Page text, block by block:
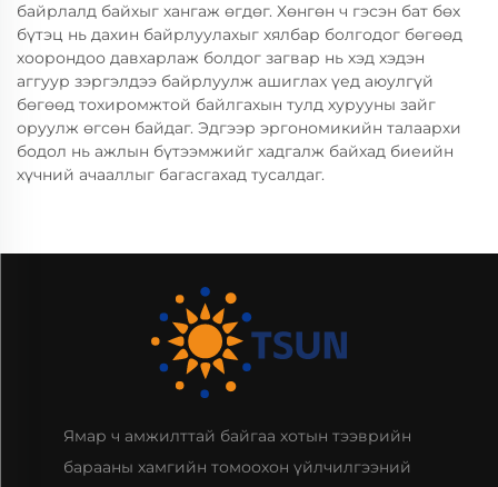
байрлалд байхыг хангаж өгдөг. Хөнгөн ч гэсэн бат бөх
бүтэц нь дахин байрлуулахыг хялбар болгодог бөгөөд
хоорондоо давхарлаж болдог загвар нь хэд хэдэн
аггуур зэргэлдээ байрлуулж ашиглах үед аюулгүй
бөгөөд тохиромжтой байлгахын тулд хурууны зайг
оруулж өгсөн байдаг. Эдгээр эргономикийн талаархи
бодол нь ажлын бүтээмжийг хадгалж байхад биеийн
хүчний ачааллыг багасгахад тусалдаг.
Ямар ч амжилттай байгаа хотын тээврийн
барааны хамгийн томоохон үйлчилгээний